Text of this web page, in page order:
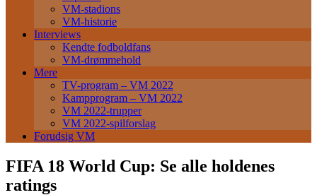
VM-stadions
VM-historie
Interviews
Kendte fodboldfans
VM-drømmehold
Mere
TV-program – VM 2022
Kampprogram – VM 2022
VM 2022-trupper
VM 2022-spilforslag
Forudsig VM
FIFA 18 World Cup: Se alle holdenes
ratings